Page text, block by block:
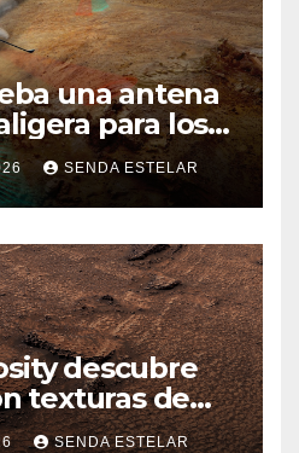
una antena
para los
Mars
SENDA ESTELAR
descubre
texturas de
SENDA ESTELAR